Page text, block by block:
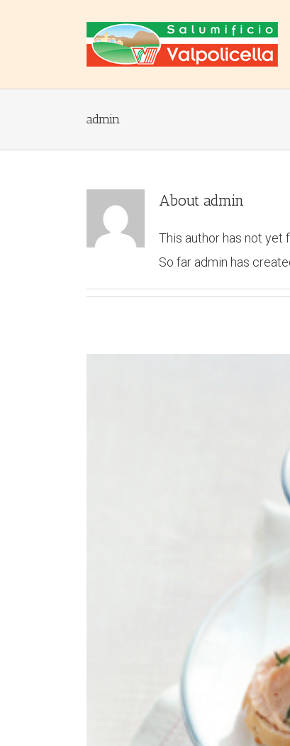
admin
About admin
This author has not yet
So far admin has